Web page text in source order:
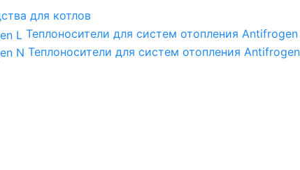
для котлов
Теплоносители для систем отопления
Теплоносители для систем отопления